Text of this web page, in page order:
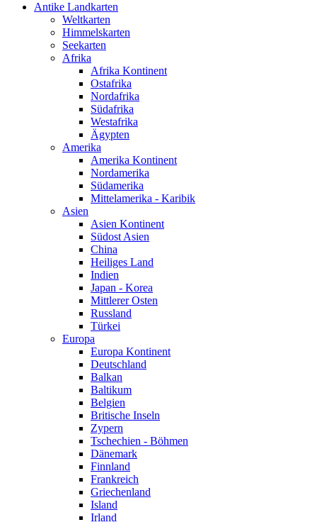
Antike Landkarten
Weltkarten
Himmelskarten
Seekarten
Afrika
Afrika Kontinent
Ostafrika
Nordafrika
Südafrika
Westafrika
Ägypten
Amerika
Amerika Kontinent
Nordamerika
Südamerika
Mittelamerika - Karibik
Asien
Asien Kontinent
Südost Asien
China
Heiliges Land
Indien
Japan - Korea
Mittlerer Osten
Russland
Türkei
Europa
Europa Kontinent
Deutschland
Balkan
Baltikum
Belgien
Britische Inseln
Zypern
Tschechien - Böhmen
Dänemark
Finnland
Frankreich
Griechenland
Island
Irland